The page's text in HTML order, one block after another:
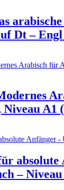
Dt –
Niveau A1
absolute
– Niveau